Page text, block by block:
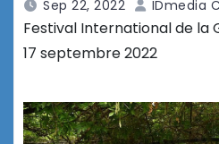
Sep 22, 2022 IDmedia
Festival International de la
17 septembre 2022